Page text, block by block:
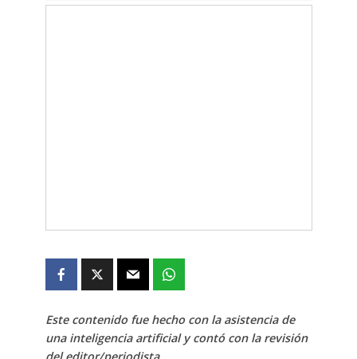
Este contenido fue hecho con la asistencia de
una inteligencia artificial y contó con la revisión